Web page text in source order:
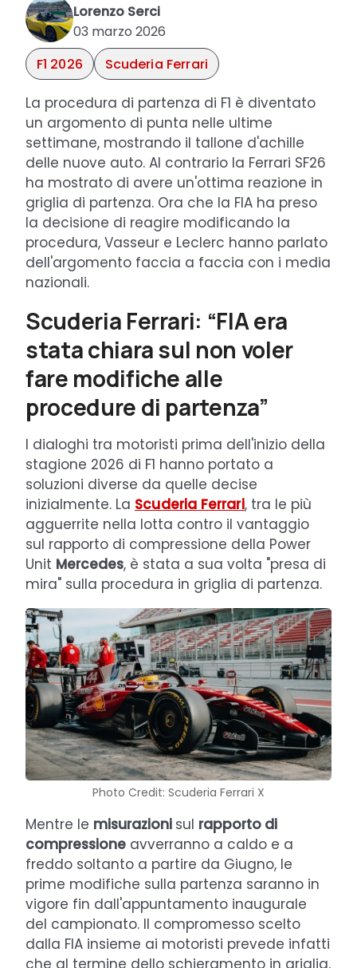
Lorenzo Serci
03 marzo 2026
F1 2026
Scuderia Ferrari
La procedura di partenza di F1 è diventato
un argomento di punta nelle ultime
settimane, mostrando il tallone d'achille
delle nuove auto. Al contrario la Ferrari SF26
ha mostrato di avere un'ottima reazione in
griglia di partenza. Ora che la FIA ha preso
la decisione di reagire modificando la
procedura, Vasseur e Leclerc hanno parlato
dell'argomento faccia a faccia con i media
nazionali.
Scuderia Ferrari: “FIA era
stata chiara sul non voler
fare modifiche alle
procedure di partenza”
I dialoghi tra motoristi prima dell'inizio della
stagione 2026 di F1 hanno portato a
soluzioni diverse da quelle decise
inizialmente. La Scuderia Ferrari, tra le più
agguerrite nella lotta contro il vantaggio
sul rapporto di compressione della Power
Unit Mercedes, è stata a sua volta "presa di
mira" sulla procedura in griglia di partenza.
Photo Credit: Scuderia Ferrari X
Mentre le misurazioni sul rapporto di
compressione avverranno a caldo e a
freddo soltanto a partire da Giugno, le
prime modifiche sulla partenza saranno in
vigore fin dall'appuntamento inaugurale
del campionato. Il compromesso scelto
dalla FIA insieme ai motoristi prevede infatti
che al termine dello schieramento in griglia,